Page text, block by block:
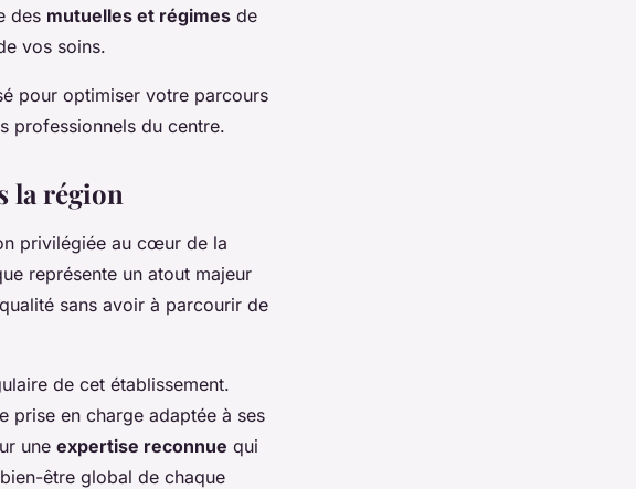
des mutuelles et régimes de
vos soins.
pour optimiser votre parcours
professionnels du centre.
la région
privilégiée au cœur de la
représente un atout majeur
sans avoir à parcourir de
de cet établissement.
prise en charge adaptée à ses
une expertise reconnue qui
être global de chaque